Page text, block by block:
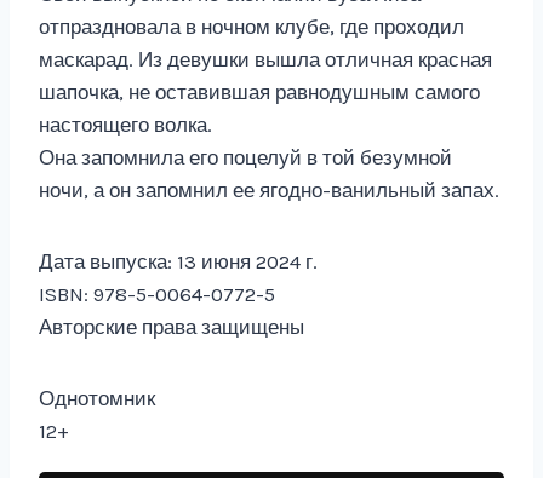
отпраздновала в ночном клубе, где проходил
маскарад. Из девушки вышла отличная красная
шапочка, не оставившая равнодушным самого
настоящего волка.
Она запомнила его поцелуй в той безумной
ночи, а он запомнил ее ягодно-ванильный запах.
Дата выпуска: 13 июня 2024 г.
ISBN: 978-5-0064-0772-5
Авторские права защищены
Однотомник
12+